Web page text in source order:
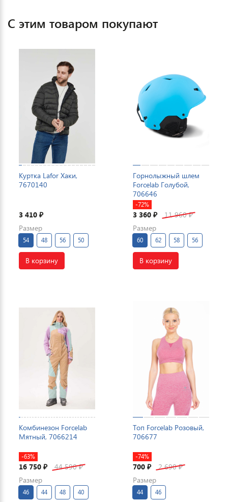
С этим товаром покупают
Куртка Lafor Хаки,
7670140
3 410 ₽
Размер
54 48 56 50
В корзину
Горнолыжный шлем
Forcelab Голубой,
706646
-72%
3 360 ₽ 11 960₽
Размер
60 62 58 56
В корзину
Комбинезон Forcelab
Мятный, 7066214
-63%
16 750 ₽ 44 590₽
Размер
46 44 48 40
Топ Forcelab Розовый,
706677
-74%
700 ₽ 2 690₽
Размер
44 46